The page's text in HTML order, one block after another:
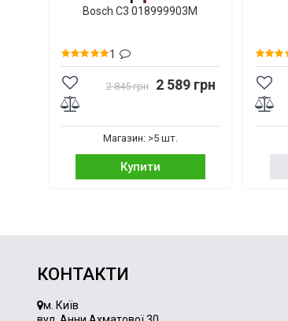
Bosch C3 018999903M
1
2 845 грн 2 589 грн
Магазин: >5 шт.
Купити
КОНТАКТИ
м. Київ